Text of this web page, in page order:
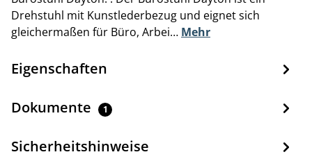
Drehstuhl mit Kunstlederbezug und eignet sich
gleichermaßen für Büro, Arbei… Mehr
Eigenschaften
Dokumente 1
Sicherheitshinweise